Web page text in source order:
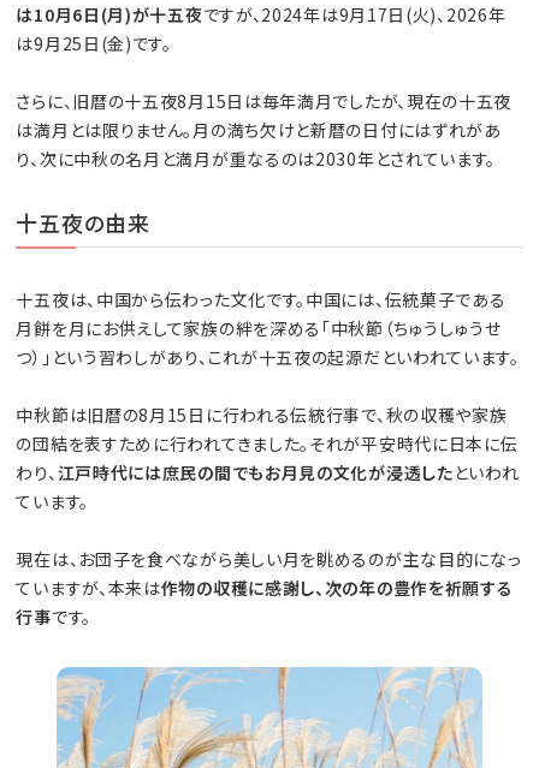
は10月6日(月)が十五夜ですが、2024年は9月17日(火)、2026年
は9月25日(金)です。
さらに、旧暦の十五夜8月15日は毎年満月でしたが、現在の十五夜
は満月とは限りません。月の満ち欠けと新暦の日付にはずれがあ
り、次に中秋の名月と満月が重なるのは2030年とされています。
十五夜の由来
十五夜は、中国から伝わった文化です。中国には、伝統菓子である
月餅を月にお供えして家族の絆を深める「中秋節（ちゅうしゅうせ
つ）」という習わしがあり、これが十五夜の起源だといわれています。
中秋節は旧暦の8月15日に行われる伝統行事で、秋の収穫や家族
の団結を表すために行われてきました。それが平安時代に日本に伝
わり、江戸時代には庶民の間でもお月見の文化が浸透したといわれ
ています。
現在は、お団子を食べながら美しい月を眺めるのが主な目的になっ
ていますが、本来は作物の収穫に感謝し、次の年の豊作を祈願する
行事です。